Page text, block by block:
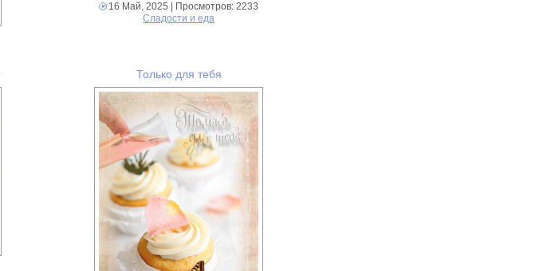
16 Май, 2025 | Просмотров: 2233
Сладости и еда
Только для тебя